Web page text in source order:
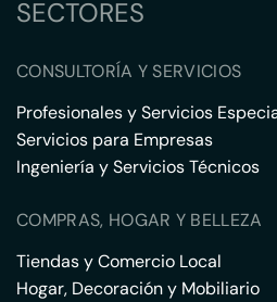
SECTORES
CONSULTORÍA Y SERVICIOS
Profesionales y Servicios
Servicios para Empresas
Ingeniería y Servicios Técnicos
COMPRAS, HOGAR Y BELLEZA
Tiendas y Comercio Local
Hogar, Decoración y Mobiliario